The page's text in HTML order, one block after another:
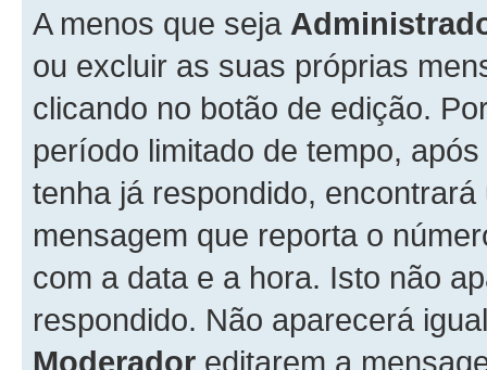
A menos que seja
ou excluir as suas próprias
clicando no botão de edição.
período limitado de tempo,
tenha já respondido,
mensagem que reporta o
com a data e a hora. Isto não
respondido. Não aparecerá
Moderador editarem a